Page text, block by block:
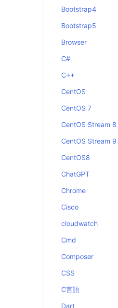
Bootstrap4
Bootstrap5
Browser
C#
C++
CentOS
CentOS 7
CentOS Stream 8
CentOS Stream 9
CentOS8
ChatGPT
Chrome
Cisco
cloudwatch
Cmd
Composer
CSS
C言語
Dart